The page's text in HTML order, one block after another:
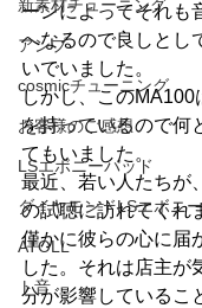
新素材チューニング
アンプ
cosmicチューニング
お客様のご感想
LSエボニーパッド
ダイヤモンドLSエボニ
ATOLL
ト音
ーンによってそれも
へなるので良しとし
いでいました。
しかし、このMA100
を持っているので何
てもいました。
最近、若い人たちが
の試聴に訪れてくれ
僅かに彼らの心に届
した。それは店主が
分が影響しているこ